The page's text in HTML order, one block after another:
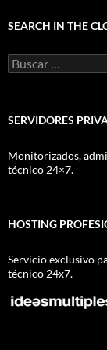
SEARCH IN THE
Buscar:
SERVIDORES
Monitorizados,
técnico 24×7.
HOSTING
Servicio exclusivo
técnico 24x7.